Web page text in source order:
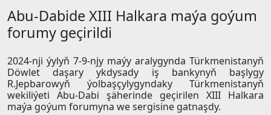
Abu-Dabide XIII Halkara maýa goýum
forumy geçirildi
2024-nji ýylyň 7-9-njy maýy aralygynda Türkmenistanyň
Döwlet daşary ykdysady iş bankynyň başlygy
R.Jepbarowyň ýolbaşçylygyndaky Türkmenistanyň
wekiliýeti Abu-Dabi şäherinde geçirilen XIII Halkara
maýa goýum forumyna we sergisine gatnaşdy.